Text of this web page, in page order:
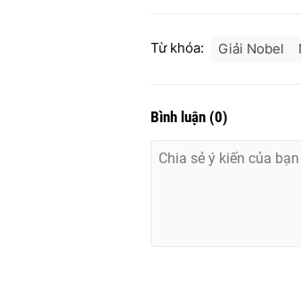
Từ khóa: Giải Nobel
Bình luận (0)